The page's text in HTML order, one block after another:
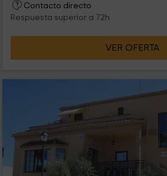
ideal para tus días libres. Podrás conocer esta bonita villa, así
como un asombroso entorno natural
Contacto directo
Respuesta superior a 72h
VER OFERTA